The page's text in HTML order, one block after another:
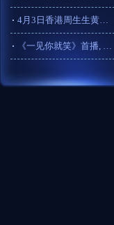
4月3日香港周生生黄金价格34650港币/两
《一见你就笑》首播, 不仅是李诞复出, 更是《快乐大本营》出